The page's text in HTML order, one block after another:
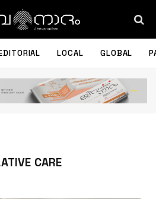
LOCAL GLOBAL
CARE